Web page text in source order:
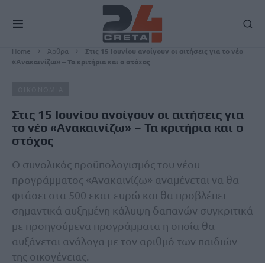
Home Άρθρα
Στις 15 Ιουνίου ανοίγουν οι αιτήσεις για το νέο
«Ανακαινίζω» – Τα κριτήρια και ο στόχος
Στις 15 Ιουνίου ανοίγουν οι αιτήσεις για
το νέο «Ανακαινίζω» – Τα κριτήρια και ο
στόχος
Ο συνολικός προϋπολογισμός του νέου
προγράμματος «Ανακαινίζω» αναμένεται να θα
φτάσει στα 500 εκατ ευρώ και θα προβλέπει
σημαντικά αυξημένη κάλυψη δαπανών συγκριτικά
με προηγούμενα προγράμματα η οποία θα
αυξάνεται ανάλογα με τον αριθμό των παιδιών
της οικογένειας.